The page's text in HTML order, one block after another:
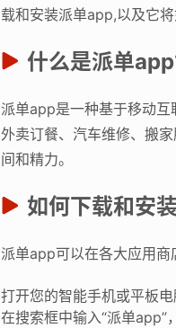
载和安装派单app,以及它
什么是派单
派单app是一种基于移动互
外卖订餐、汽车维修、搬
间和精力。
如何下载和安
派单app可以在各大应用商
打开您的智能手机或平板电
在搜索框中输入“派单app”